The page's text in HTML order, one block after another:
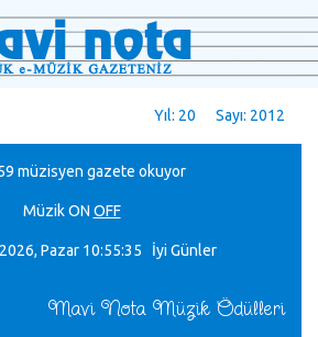
Yıl: 20 Sayı: 2012
müzisyen gazete okuyor
MüzikON OFF
Pazar 10:55:36 İyi Günler
Mavi Nota Müzik Ödülleri